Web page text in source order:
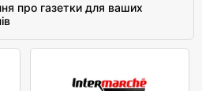
про газетки для ваших